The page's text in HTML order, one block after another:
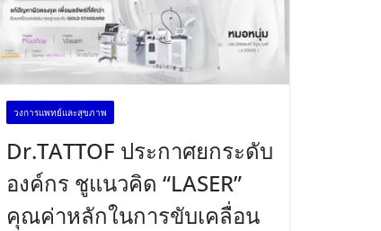
วงการแพทย์และสุขภาพ
Dr.TATTOF ประกาศยกระดับ
องค์กร ชูแนวคิด “LASER”
คุณค่าหลักในการขับเคลื่อน